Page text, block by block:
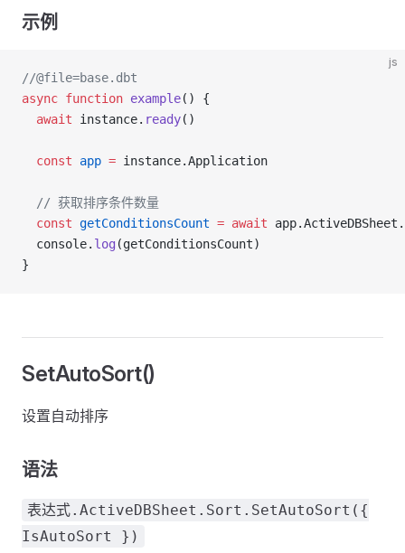
示例
js
//@file=base.dbt
async function example() {
  await
instance. ready()
  const
app = instance.Application
  // 获取排序条件数量
  const
getConditionsCount = await
  console.
log (getConditionsCount)
}
SetAutoSort()
设置自动排序
语法
表达式.ActiveDBSheet.Sort.SetAutoSort({
IsAutoSort })